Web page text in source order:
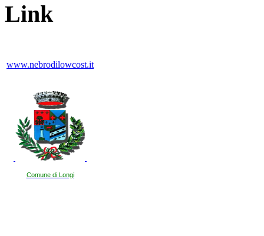
Link
www.nebrodilowcost.it
Comune di Longi